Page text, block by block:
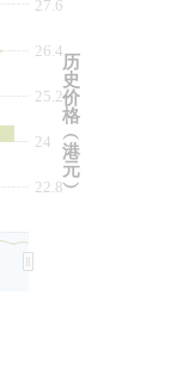
24
22.8
25.2
26.4
27.6
历
史
价
格
︵
港
元
︶